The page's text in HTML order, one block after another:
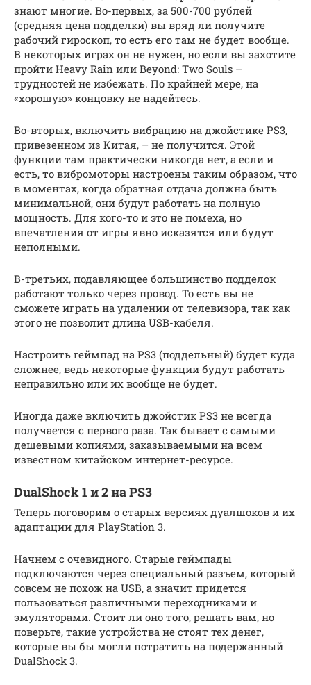
знают многие. Во-первых, за 500-700 рублей
(средняя цена подделки) вы вряд ли получите
рабочий гироскоп, то есть его там не будет вообще.
В некоторых играх он не нужен, но если вы захотите
пройти Heavy Rain или Beyond: Two Souls –
трудностей не избежать. По крайней мере, на
«хорошую» концовку не надейтесь.
Во-вторых, включить вибрацию на джойстике PS3,
привезенном из Китая, – не получится. Этой
функции там практически никогда нет, а если и
есть, то вибромоторы настроены таким образом, что
в моментах, когда обратная отдача должна быть
минимальной, они будут работать на полную
мощность. Для кого-то и это не помеха, но
впечатления от игры явно исказятся или будут
неполными.
В-третьих, подавляющее большинство подделок
работают только через провод. То есть вы не
сможете играть на удалении от телевизора, так как
этого не позволит длина USB-кабеля.
Настроить геймпад на PS3 (поддельный) будет куда
сложнее, ведь некоторые функции будут работать
неправильно или их вообще не будет.
Иногда даже включить джойстик PS3 не всегда
получается с первого раза. Так бывает с самыми
дешевыми копиями, заказываемыми на всем
известном китайском интернет-ресурсе.
DualShock 1 и 2 на PS3
Теперь поговорим о старых версиях дуалшоков и их
адаптации для PlayStation 3.
Начнем с очевидного. Старые геймпады
подключаются через специальный разъем, который
совсем не похож на USB, а значит придется
пользоваться различными переходниками и
эмуляторами. Стоит ли оно того, решать вам, но
поверьте, такие устройства не стоят тех денег,
которые вы бы могли потратить на подержанный
DualShock 3.